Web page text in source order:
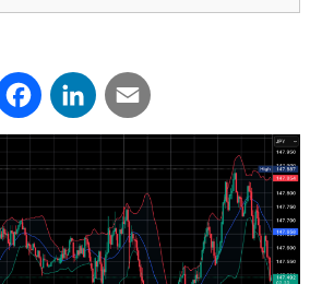
FacebookLinkedInEmail